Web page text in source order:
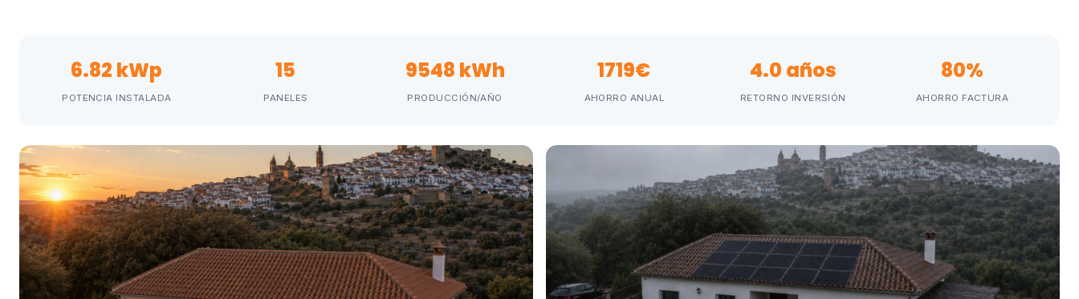
6.82 kWp
POTENCIA INSTALADA
15
PANELES
9548 kWh
PRODUCCIÓN/AÑO
1719€
AHORRO ANUAL
4.0 años
RETORNO INVERSIÓN
80%
AHORRO FACTURA